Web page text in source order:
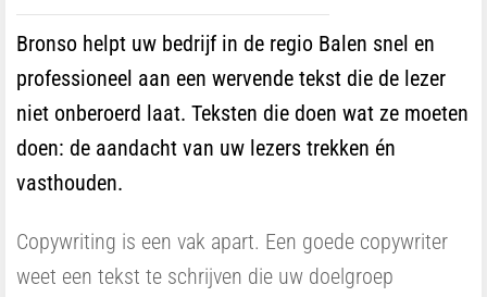
Bronso helpt uw bedrijf in de regio Balen snel en
professioneel aan een wervende tekst die de lezer
niet onberoerd laat. Teksten die doen wat ze moeten
doen: de aandacht van uw lezers trekken én
vasthouden.
Copywriting is een vak apart. Een goede copywriter
weet een tekst te schrijven die uw doelgroep